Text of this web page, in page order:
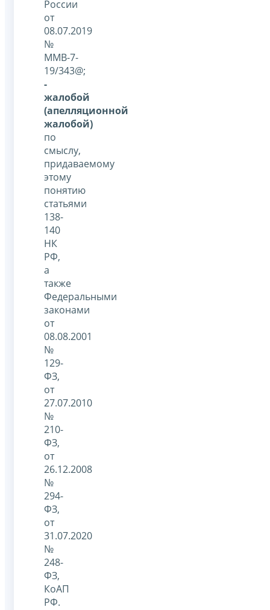
России
от
08.07.2019
№
ММВ-7-
19/343@;
-
жалобой
(апелляционной
жалобой)
по
смыслу,
придаваемому
этому
понятию
статьями
138-
140
НК
РФ,
а
также
Федеральными
законами
от
08.08.2001
№
129-
ФЗ,
от
27.07.2010
№
210-
ФЗ,
от
26.12.2008
№
294-
ФЗ,
от
31.07.2020
№
248-
ФЗ,
КоАП
РФ.